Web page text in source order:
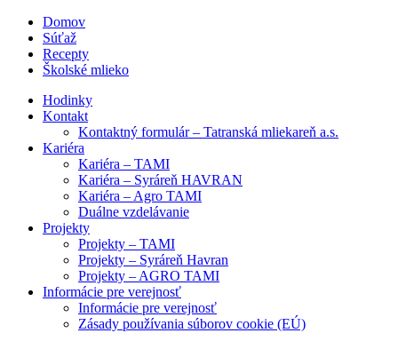
Domov
Súťaž
Recepty
Školské mlieko
Hodinky
Kontakt
Kontaktný formulár – Tatranská mliekareň a.s.
Kariéra
Kariéra – TAMI
Kariéra – Syráreň HAVRAN
Kariéra – Agro TAMI
Duálne vzdelávanie
Projekty
Projekty – TAMI
Projekty – Syráreň Havran
Projekty – AGRO TAMI
Informácie pre verejnosť
Informácie pre verejnosť
Zásady používania súborov cookie (EÚ)